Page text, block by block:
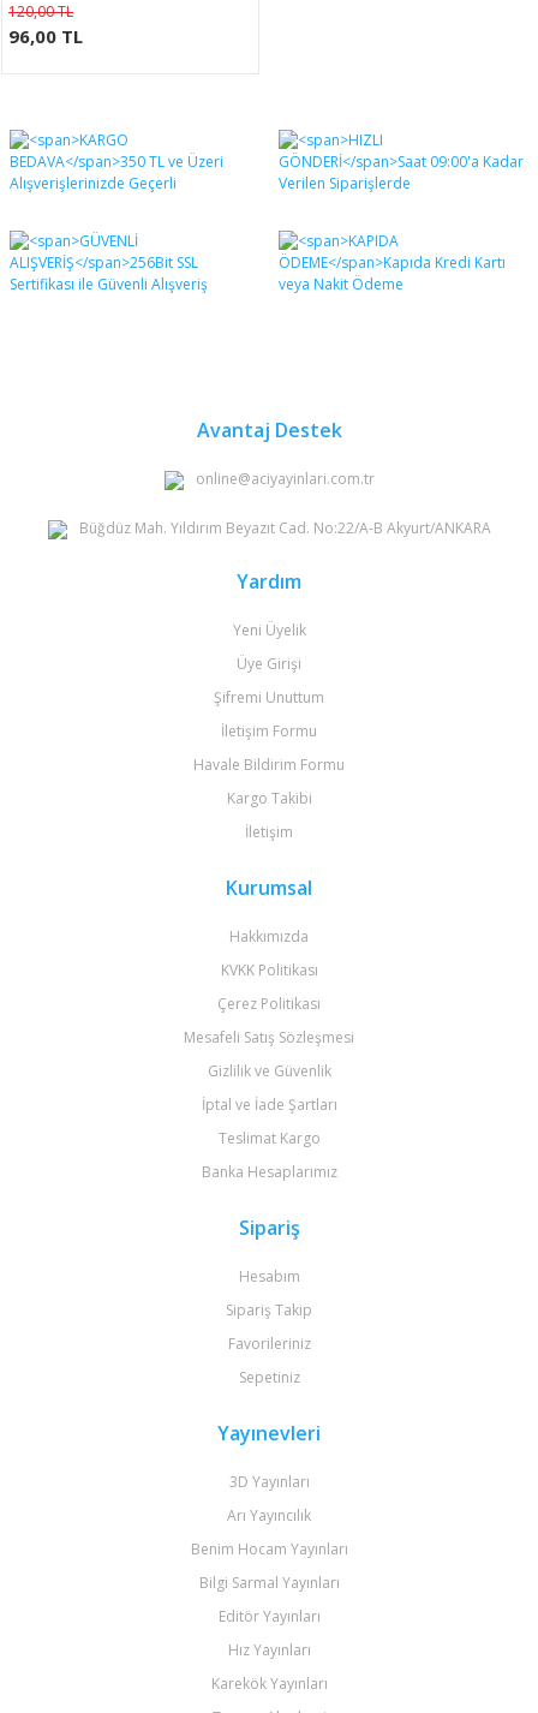
120,00 TL
96,00 TL
Avantaj Destek
online@aciyayinlari.com.tr
Büğdüz Mah. Yıldırım Beyazıt Cad. No:22/A-B Akyurt/ANKARA
Yardım
Yeni Üyelik
Üye Girişi
Şifremi Unuttum
İletişim Formu
Havale Bildirim Formu
Kargo Takibi
İletişim
Kurumsal
Hakkımızda
KVKK Politikası
Çerez Politikası
Mesafeli Satış Sözleşmesi
Gizlilik ve Güvenlik
İptal ve İade Şartları
Teslimat Kargo
Banka Hesaplarımız
Sipariş
Hesabım
Sipariş Takip
Favorileriniz
Sepetiniz
Yayınevleri
3D Yayınları
Arı Yayıncılık
Benim Hocam Yayınları
Bilgi Sarmal Yayınları
Editör Yayınları
Hız Yayınları
Karekök Yayınları